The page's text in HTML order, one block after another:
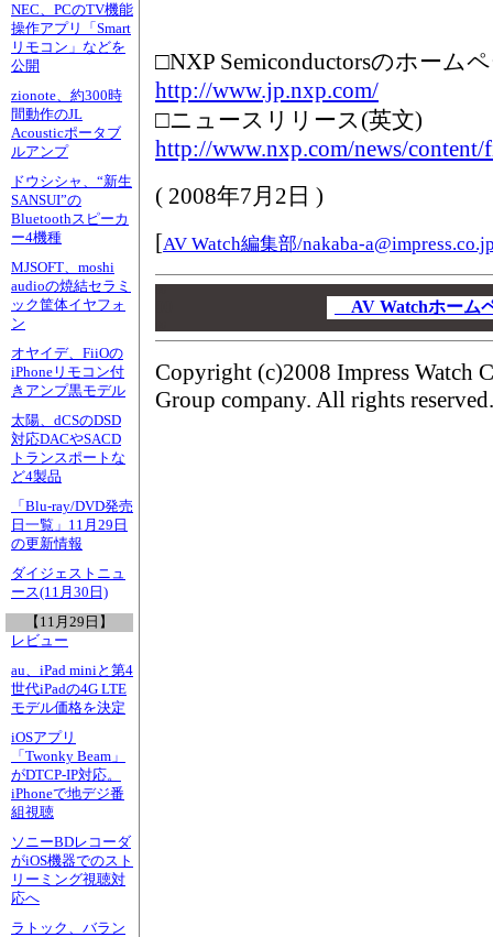
NEC、PCのTV機能
操作アプリ「Smart
リモコン」などを
公開
zionote、約300時
間動作のJL
Acousticポータブ
ルアンプ
ドウシシャ、“新生
SANSUI”の
Bluetoothスピーカ
ー4機種
MJSOFT、moshi
audioの焼結セラミ
ック筐体イヤフォ
ン
オヤイデ、FiiOの
iPhoneリモコン付
きアンプ黒モデル
太陽、dCSのDSD
対応DACやSACD
トランスポートな
ど4製品
「Blu-ray/DVD発売
日一覧」11月29日
の更新情報
ダイジェストニュ
ース(11月30日)
【11月29日】
レビュー
au、iPad miniと第4
世代iPadの4G LTE
モデル価格を決定
iOSアプリ
「Twonky Beam」
がDTCP-IP対応。
iPhoneで地デジ番
組視聴
ソニーBDレコーダ
がiOS機器でのスト
リーミング視聴対
応へ
ラトック、バラン
□NXP Semiconductorsのホーム
http://www.jp.nxp.com/
□ニュースリリース(英文)
http://www.nxp.com/news/
( 2008年7月2日 )
[AV Watch編集部/nakaba-
AV Watchホー
Copyright (c)2008 Impress Watch
Group company. All rights reserved.